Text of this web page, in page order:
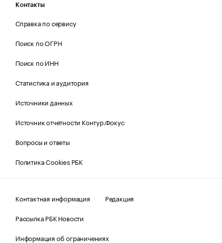
Контакты
Справка по сервису
Поиск по ОГРН
Поиск по ИНН
Статистика и аудитория
Источники данных
Источник отчетности Контур.Фокус
Вопросы и ответы
Политика Cookies РБК
Контактная информация
Редакция
Рассылка РБК Новости
Информация об ограничениях